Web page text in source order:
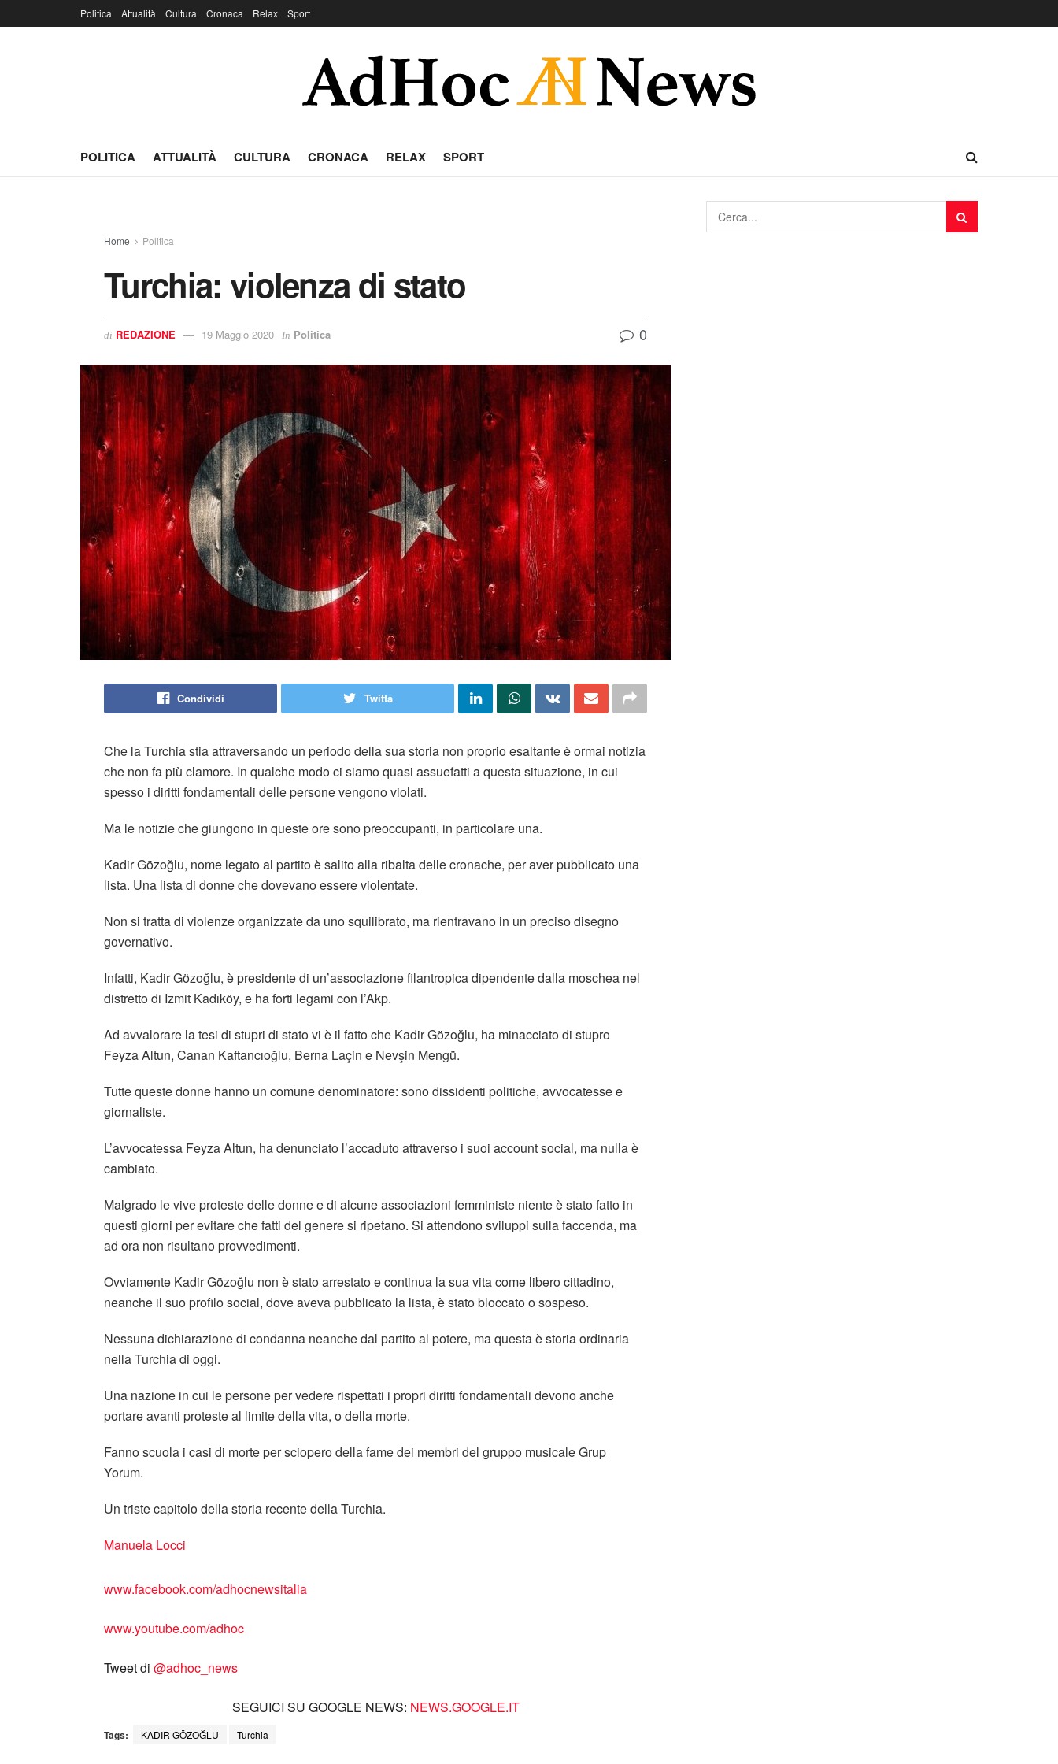
Politica Attualità Cultura Cronaca Relax Sport
POLITICA ATTUALITÀ CULTURA CRONACA RELAX SPORT
Home Politica
Turchia: violenza di stato
di REDAZIONE 19 Maggio 2020 In Politica 0
Condividi Twitta
Che la Turchia stia attraversando un periodo della sua storia non proprio esaltante è ormai notizia
che non fa più clamore. In qualche modo ci siamo quasi assuefatti a questa situazione, in cui
spesso i diritti fondamentali delle persone vengono violati.
Ma le notizie che giungono in queste ore sono preoccupanti, in particolare una.
Kadir Gözoğlu, nome legato al partito è salito alla ribalta delle cronache, per aver pubblicato una
lista. Una lista di donne che dovevano essere violentate.
Non si tratta di violenze organizzate da uno squilibrato, ma rientravano in un preciso disegno
governativo.
Infatti, Kadir Gözoğlu, è presidente di un’associazione filantropica dipendente dalla moschea nel
distretto di Izmit Kadıköy, e ha forti legami con l’Akp.
Ad avvalorare la tesi di stupri di stato vi è il fatto che Kadir Gözoğlu, ha minacciato di stupro
Feyza Altun, Canan Kaftancıoğlu, Berna Laçin e Nevşin Mengü.
Tutte queste donne hanno un comune denominatore: sono dissidenti politiche, avvocatesse e
giornaliste.
L’avvocatessa Feyza Altun, ha denunciato l’accaduto attraverso i suoi account social, ma nulla è
cambiato.
Malgrado le vive proteste delle donne e di alcune associazioni femministe niente è stato fatto in
questi giorni per evitare che fatti del genere si ripetano. Si attendono sviluppi sulla faccenda, ma
ad ora non risultano provvedimenti.
Ovviamente Kadir Gözoğlu non è stato arrestato e continua la sua vita come libero cittadino,
neanche il suo profilo social, dove aveva pubblicato la lista, è stato bloccato o sospeso.
Nessuna dichiarazione di condanna neanche dal partito al potere, ma questa è storia ordinaria
nella Turchia di oggi.
Una nazione in cui le persone per vedere rispettati i propri diritti fondamentali devono anche
portare avanti proteste al limite della vita, o della morte.
Fanno scuola i casi di morte per sciopero della fame dei membri del gruppo musicale Grup
Yorum.
Un triste capitolo della storia recente della Turchia.
Manuela Locci
www.facebook.com/adhocnewsitalia
www.youtube.com/adhoc
Tweet di ‎@adhoc_news
SEGUICI SU GOOGLE NEWS: NEWS.GOOGLE.IT
Tags: KADIR GÖZOĞLU Turchia